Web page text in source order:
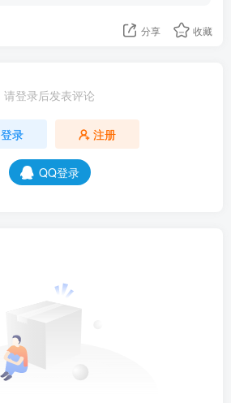
分享 收藏
请登录后发表评论
登录 注册
QQ登录